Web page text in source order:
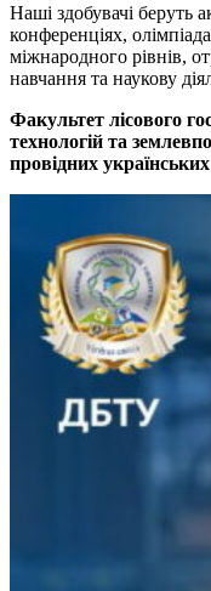
Наші здобувачі беруть
конференціях,
міжнародного рівнів,
навчання та наукову
Факультет лісового
технологій та
провідних